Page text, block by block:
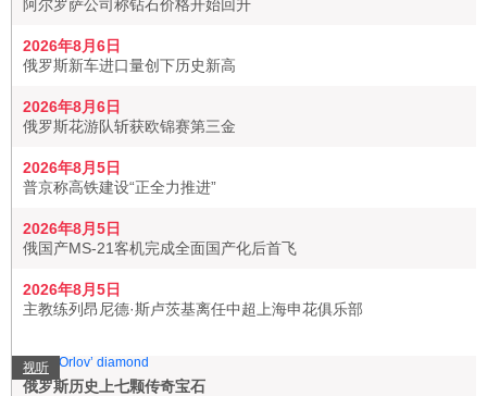
阿尔罗萨公司称钻石价格开始回升
2026年8月6日
俄罗斯新车进口量创下历史新高
2026年8月6日
俄罗斯花游队斩获欧锦赛第三金
2026年8月5日
普京称高铁建设“正全力推进”
2026年8月5日
俄国产MS-21客机完成全面国产化后首飞
2026年8月5日
主教练列昂尼德·斯卢茨基离任中超上海申花俱乐部
视听
俄罗斯历史上七颗传奇宝石